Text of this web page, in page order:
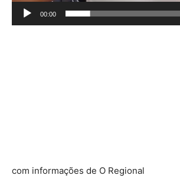
00:00
com informações de O Regional